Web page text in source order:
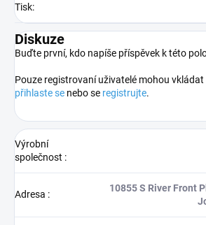
Tisk:
Diskuze
Buďte první, kdo napíše příspěvek k této
Pouze registrovaní uživatelé mohou
přihlaste se nebo se registrujte.
Výrobní
společnost :
Adresa :
10855 S River Front